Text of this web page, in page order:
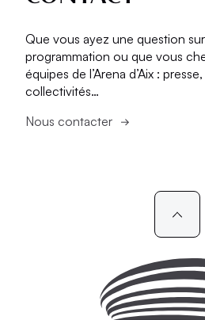
Que vous ayez une question
programmation ou que vous
équipes de l’Arena d’Aix :
collectivités…
Nous contacter